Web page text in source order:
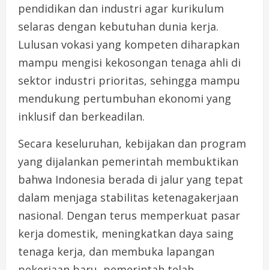
pendidikan dan industri agar kurikulum
selaras dengan kebutuhan dunia kerja.
Lulusan vokasi yang kompeten diharapkan
mampu mengisi kekosongan tenaga ahli di
sektor industri prioritas, sehingga mampu
mendukung pertumbuhan ekonomi yang
inklusif dan berkeadilan.
Secara keseluruhan, kebijakan dan program
yang dijalankan pemerintah membuktikan
bahwa Indonesia berada di jalur yang tepat
dalam menjaga stabilitas ketenagakerjaan
nasional. Dengan terus memperkuat pasar
kerja domestik, meningkatkan daya saing
tenaga kerja, dan membuka lapangan